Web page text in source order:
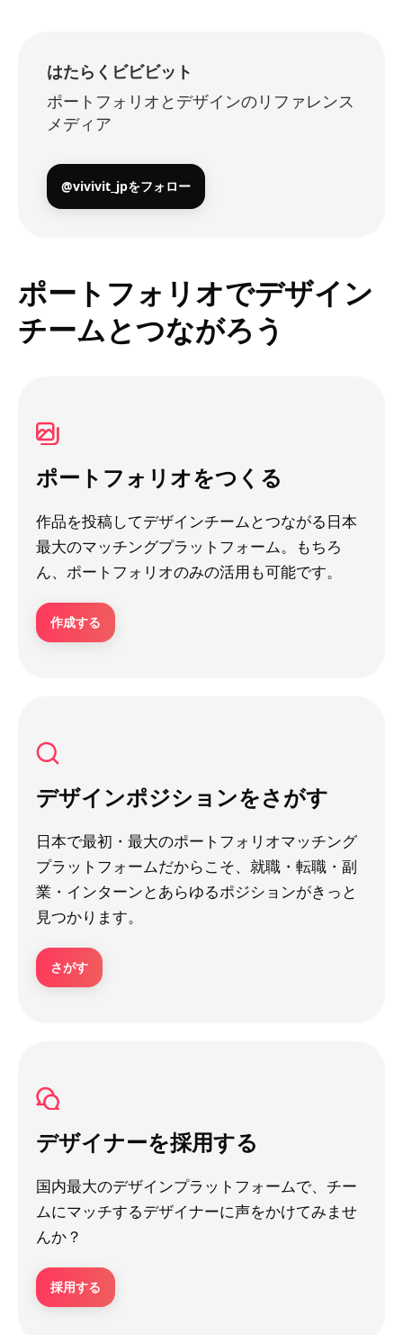
はたらくビビビット
ポートフォリオとデザインのリファレンス
メディア
@vivivit_jpをフォロー
ポートフォリオでデザイン
チームとつながろう
ポートフォリオをつくる
作品を投稿してデザインチームとつながる日本
最大のマッチングプラットフォーム。もちろ
ん、ポートフォリオのみの活用も可能です。
作成する
デザインポジションをさがす
日本で最初・最大のポートフォリオマッチング
プラットフォームだからこそ、就職・転職・副
業・インターンとあらゆるポジションがきっと
見つかります。
さがす
デザイナーを採用する
国内最大のデザインプラットフォームで、チー
ムにマッチするデザイナーに声をかけてみませ
んか？
採用する